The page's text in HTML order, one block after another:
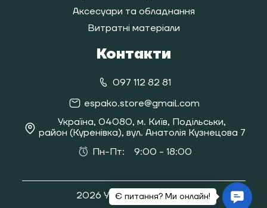
Аксесуари та обладнання
Витратні матеріали
Контакти
097 112 82 81
espako.store@gmail.com
Україна, 04080, м. Київ, Подільськи,
район (Куренівка), вул. Анатолія Кузнецова 7
Пн-Пт: 9:00 - 18:00
2026 Усі права захищені